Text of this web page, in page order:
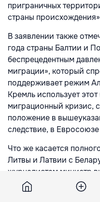
приграничных
страны
В заявлении также
года страны Балтии и
беспрецедентным
миграции», который
поддерживает режим
Кремль использует
миграционный кризис,
положение в
следствие, в
Что же касается
Литвы и Латвии с
журналистам министр
Билотайте, страны
вооруженного